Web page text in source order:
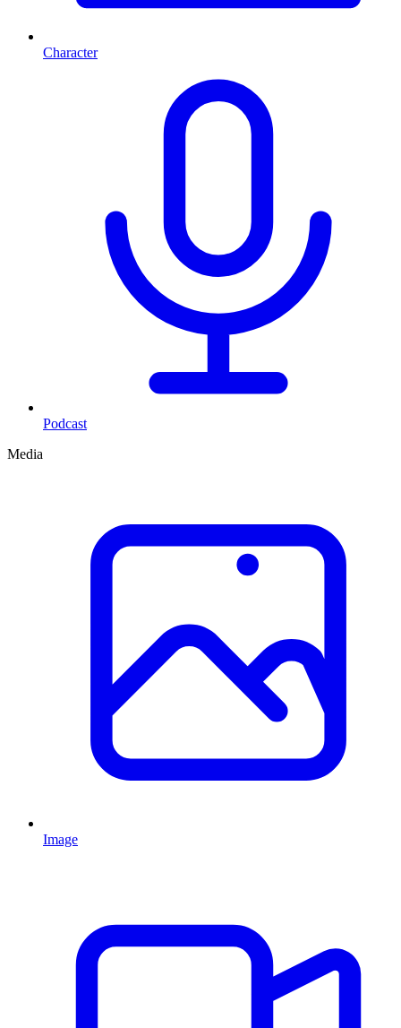
Character
Podcast
Media
Image